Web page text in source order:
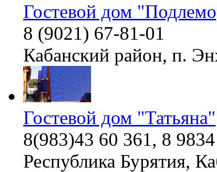
Гостевой дом
8 (9021) 67-81-01
Кабанский район, п.
Гостевой дом "Татьяна"
8(983)43 60 361, 8
Республика Бурятия,